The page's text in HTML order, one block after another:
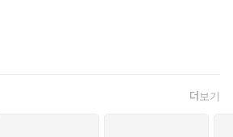
원했던 독자들이라면 열광하지 않을 수
. 하지만 기존 ‘타우누스 시리즈’의 팬들
슈타인, 그리고 매 작품마다 치밀한 구
다.
더보기